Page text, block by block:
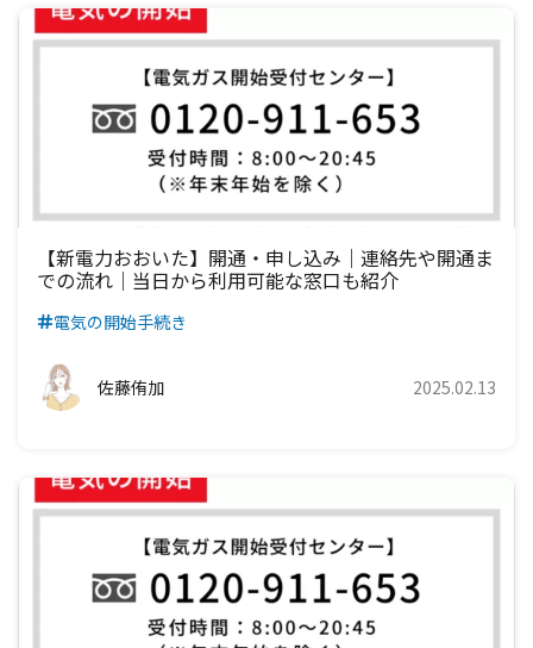
四国電力エリア
九州電力エリア
中国電力エリア
四国電力エリア
九州電力エリア
関西電力エリア
中国電力エリア
四国電力エリア
九州電力エリア
中部電力エリア
関西電力エリア
中国電力エリア
四国電力エリア
九州電力エリア
北陸電力エリア
中部電力エリア
関西電力エリア
中国電力エリア
四国電力エリア
東京電力エリア
北陸電力エリア
中部電力エリア
関西電力エリア
中国電力エリア
九州電力エリア
東北電力エリア
東京電力エリア
北陸電力エリア
中部電力エリア
関西電力エリア
四国電力エリア
【新電力おおいた】開通・申し込み｜連絡先や開通ま
での流れ｜当日から利用可能な窓口も紹介
電気の開始手続き
佐藤侑加 2025.02.13